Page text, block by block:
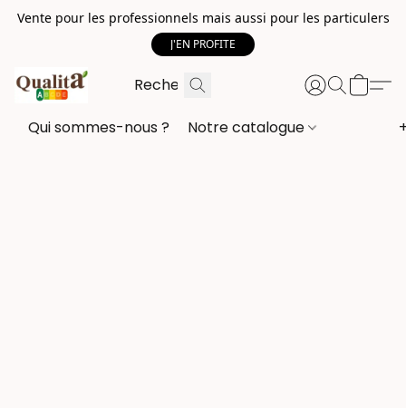
Vente pour les professionnels mais aussi pour les particulers
J'EN PROFITE
Qui sommes-nous ? Notre catalogue